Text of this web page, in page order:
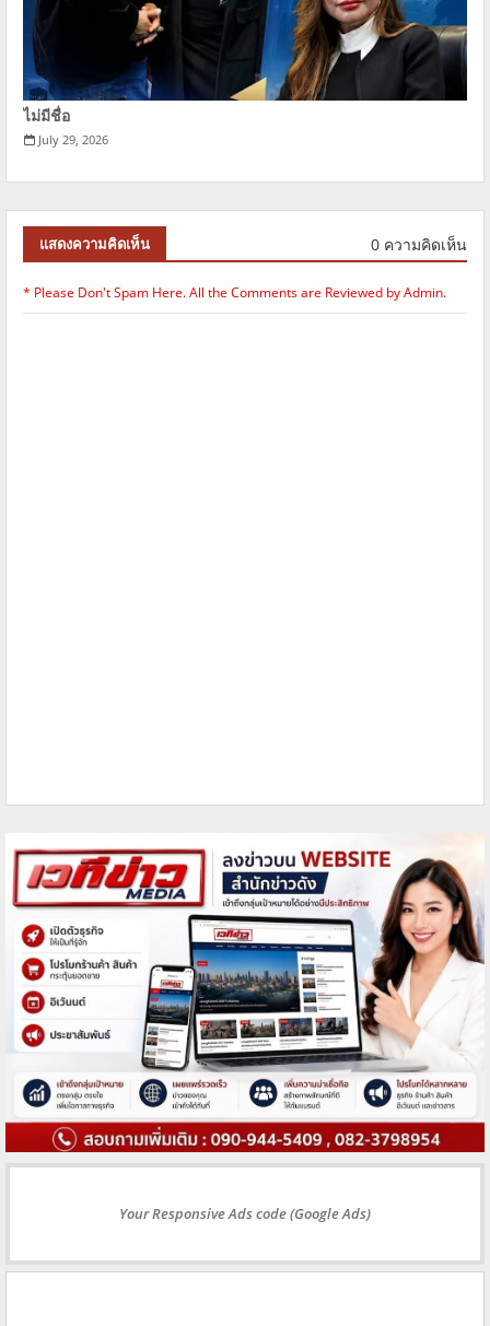
ไม่มีชื่อ
July 29, 2026
แสดงความคิดเห็น 0 ความคิดเห็น
* Please Don't Spam Here. All the Comments are Reviewed by Admin.
Your Responsive Ads code (Google Ads)